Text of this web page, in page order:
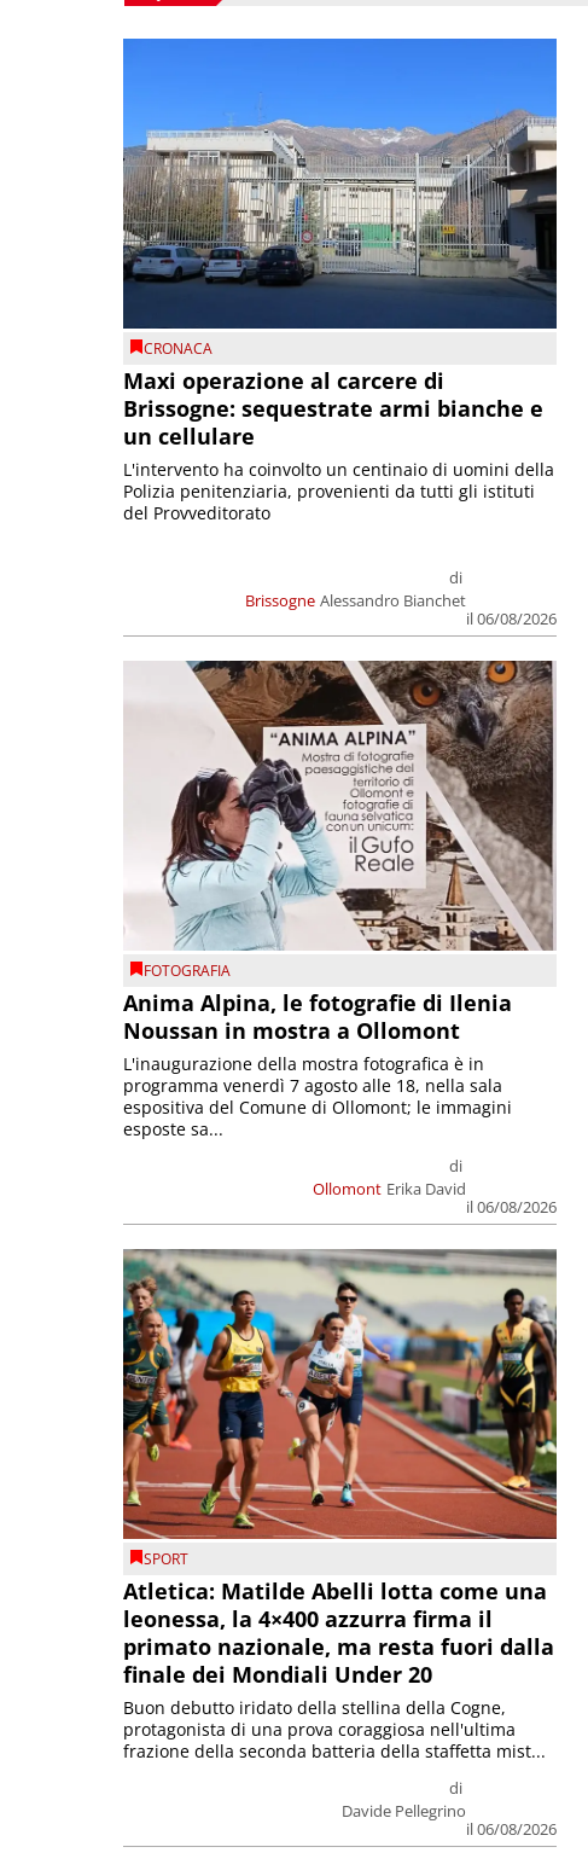
CRONACA
Maxi operazione al carcere di
Brissogne: sequestrate armi bianche e
un cellulare
Brissogne
di
Alessandro Bianchet
il 06/08/2026
L'intervento ha coinvolto un centinaio di uomini della
Polizia penitenziaria, provenienti da tutti gli istituti
del Provveditorato
FOTOGRAFIA
Anima Alpina, le fotografie di Ilenia
Noussan in mostra a Ollomont
Ollomont
di
Erika David
il 06/08/2026
L'inaugurazione della mostra fotografica è in
programma venerdì 7 agosto alle 18, nella sala
espositiva del Comune di Ollomont; le immagini
esposte sa...
SPORT
Atletica: Matilde Abelli lotta come una
leonessa, la 4×400 azzurra firma il
primato nazionale, ma resta fuori dalla
finale dei Mondiali Under 20
di
Davide Pellegrino
il 06/08/2026
Buon debutto iridato della stellina della Cogne,
protagonista di una prova coraggiosa nell'ultima
frazione della seconda batteria della staffetta mist...